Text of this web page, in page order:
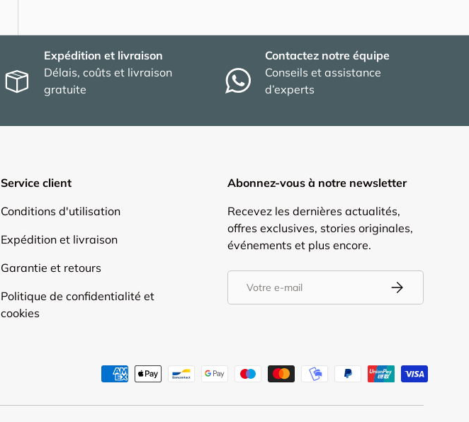
Expédition et livraison
Délais, coûts et livraison
gratuite
Contactez notre équipe
Conseils et assistance
d’experts
Service client
Conditions d'utilisation
Expédition et livraison
Garantie et retours
Politique de confidentialité et
cookies
Abonnez-vous à notre newsletter
Recevez les dernières actualités,
offres exclusives, stories originales,
événements et plus encore.
S’inscrire
Moyens de paiement acceptés